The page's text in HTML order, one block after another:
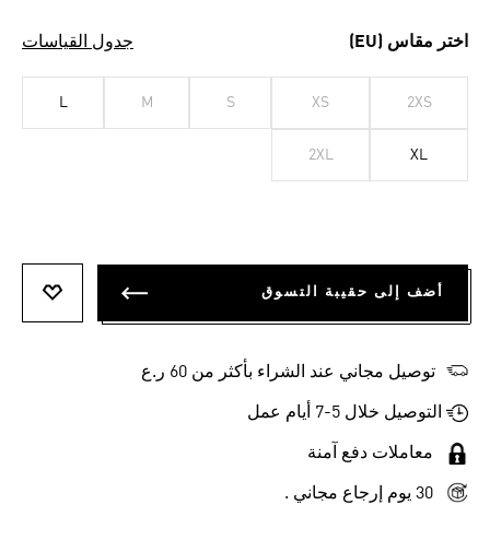
اختر مقاس (EU) جدول القياسات
2XS
XS
S
M
L
XL
2XL
أضف إلى حقيبة التسوق
توصيل مجاني عند الشراء بأكثر من 60 ر.ع
التوصيل خلال 5-7 أيام عمل
معاملات دفع آمنة